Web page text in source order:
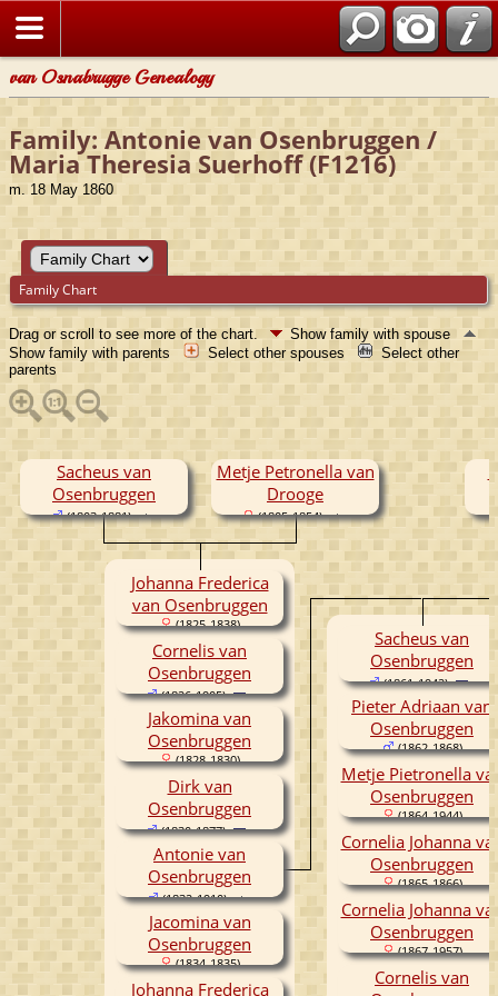
van Osnabrugge Genealogy
Family: Antonie van Osenbruggen /
Maria Theresia Suerhoff (F1216)
m. 18 May 1860
Family Chart
Drag or scroll to see more of the chart.
Show family with spouse
Show family with parents
Select other spouses
Select other
parents
Sacheus van
Osenbruggen
(1803-1881)
Metje Petronella van
Drooge
(1805-1854)
Johanna Frederica
van Osenbruggen
(1825-1838)
Cornelis van
Osenbruggen
(1826-1905)
Jakomina van
Osenbruggen
(1828-1830)
Dirk van
Osenbruggen
(1830-1877)
Jacomina van
Osenbruggen
(1834-1835)
Johanna Frederica
Antonie van
Osenbruggen
(1832-1910)
Sacheus van
Osenbruggen
(1861-1942)
Pieter Adriaan van
Osenbruggen
(1862-1868)
Metje Pietronella
Osenbruggen
(1864-1944)
Cornelia Johanna
Osenbruggen
(1865-1866)
Cornelia Johanna
Osenbruggen
(1867-1957)
Cornelis van